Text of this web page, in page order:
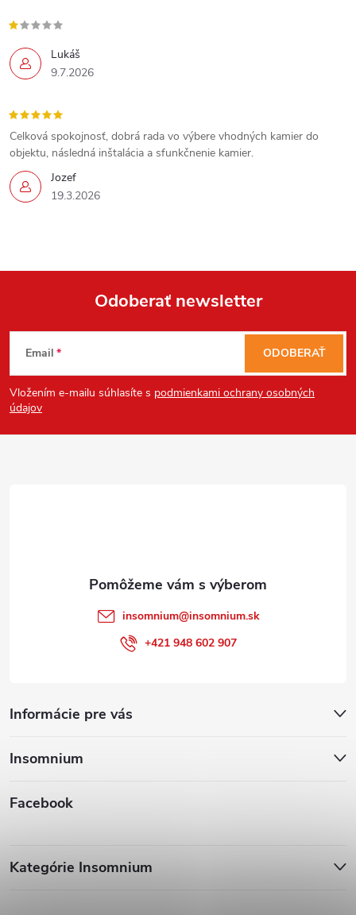
v
k
y
v
ý
p
u
Lukáš
9.7.2026
Jozef
19.3.2026
Celková spokojnosť, dobrá rada vo výbere vhodných kamier do
objektu, následná inštalácia a sfunkčnenie kamier.
Z
á
p
Odoberať newsletter
Email
Vložením e-mailu súhlasíte s podmienkami ochrany osobných
údajov
ODOBERAŤ
Informácie pre vás
Insomnium
Facebook
insomnium@insomnium.sk
+421 948 602 907
Kategórie Insomnium